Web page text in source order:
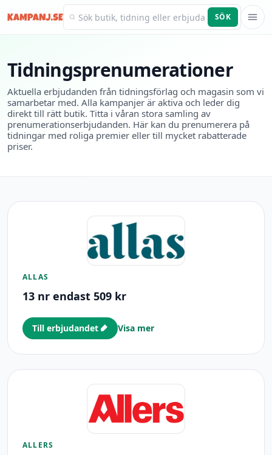
SÖK
Tidningsprenumerationer
Aktuella erbjudanden från tidningsförlag och magasin som vi
samarbetar med. Alla kampanjer är aktiva och leder dig
direkt till rätt butik. Titta i våran stora samling av
prenumerationserbjudanden. Här kan du prenumerera på
tidningar med roliga premier eller till mycket rabatterade
priser.
ALLAS
13 nr endast 509 kr
Till erbjudandet Visa mer
ALLERS